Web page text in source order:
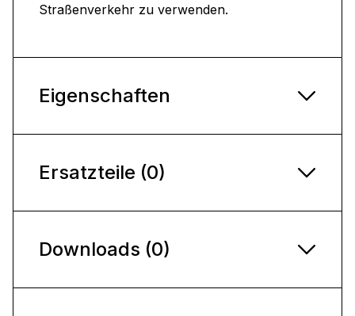
Straßenverkehr zu verwenden.
Eigenschaften
Ersatzteile (0)
Downloads (0)